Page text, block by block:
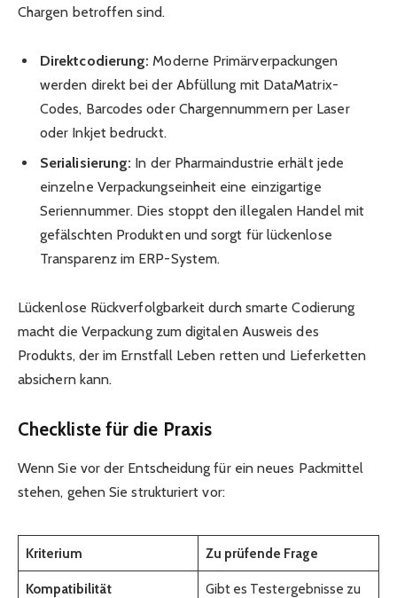
Chargen betroffen sind.
Direktcodierung: Moderne Primärverpackungen
werden direkt bei der Abfüllung mit DataMatrix-
Codes, Barcodes oder Chargennummern per Laser
oder Inkjet bedruckt.
Serialisierung: In der Pharmaindustrie erhält jede
einzelne Verpackungseinheit eine einzigartige
Seriennummer. Dies stoppt den illegalen Handel mit
gefälschten Produkten und sorgt für lückenlose
Transparenz im ERP-System.
Lückenlose Rückverfolgbarkeit durch smarte Codierung
macht die Verpackung zum digitalen Ausweis des
Produkts, der im Ernstfall Leben retten und Lieferketten
absichern kann.
Checkliste für die Praxis
Wenn Sie vor der Entscheidung für ein neues Packmittel
stehen, gehen Sie strukturiert vor:
Kriterium Zu prüfende Frage
Kompatibilität
Gibt es Testergebnisse zu